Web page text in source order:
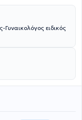
ειδικός